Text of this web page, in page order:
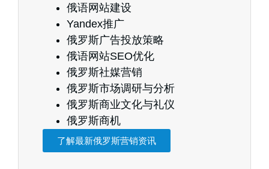
俄语网站建设
Yandex推广
俄罗斯广告投放策略
俄语网站SEO优化
俄罗斯社媒营销
俄罗斯市场调研与分析
俄罗斯商业文化与礼仪
俄罗斯商机
了解最新俄罗斯营销资讯